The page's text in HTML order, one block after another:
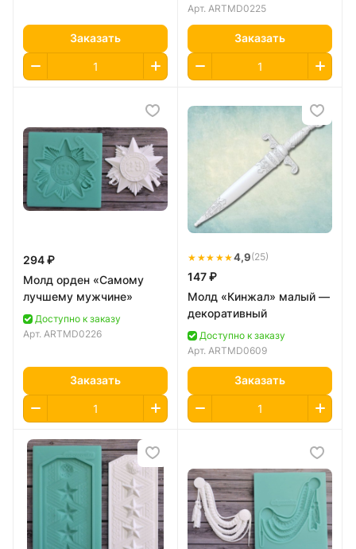
Заказать
Арт. ARTMD0225
Заказать
294 ₽
Молд орден «Самому
лучшему мужчине»
Доступно к заказу
Арт. ARTMD0226
Заказать
★★★★★4,9(25)
147 ₽
Молд «Кинжал» малый —
декоративный
Доступно к заказу
Арт. ARTMD0609
Заказать